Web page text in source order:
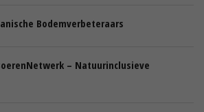
Bodemverbeteraars
– Natuurinclusieve